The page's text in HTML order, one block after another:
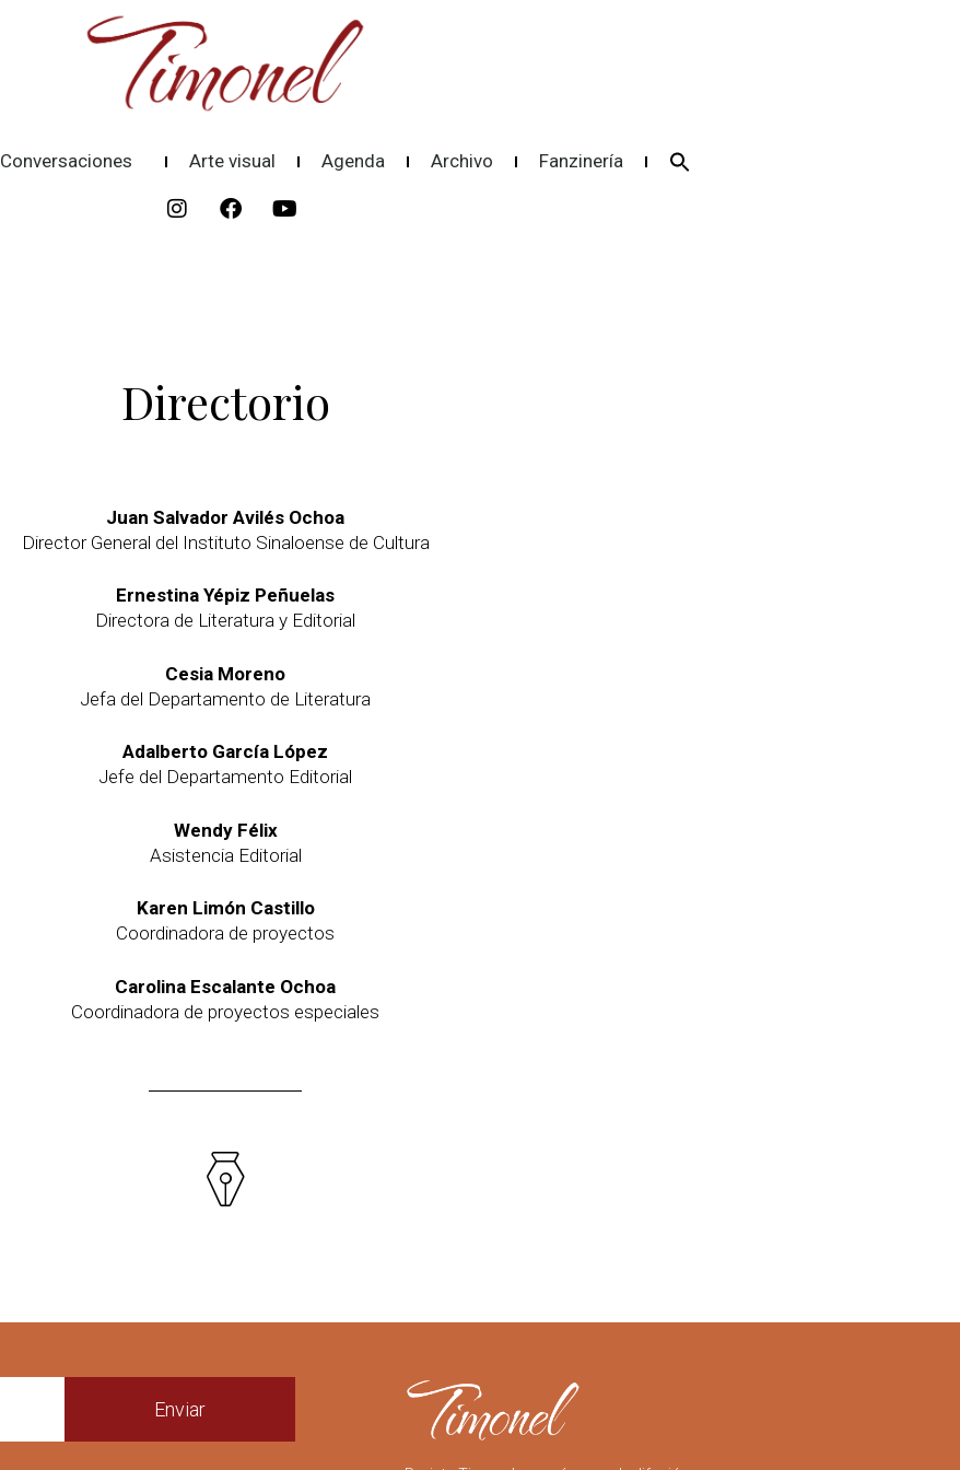
Conversaciones Arte visual Agenda Archivo Fanzinería
Directorio
Juan Salvador Avilés Ochoa
Director General del Instituto Sinaloense de Cultura
Ernestina Yépiz Peñuelas
Directora de Literatura y Editorial
Cesia Moreno
Jefa del Departamento de Literatura
Adalberto García López
Jefe del Departamento Editorial
Wendy Félix
Asistencia Editorial
Karen Limón Castillo
Coordinadora de proyectos
Carolina Escalante Ochoa
Coordinadora de proyectos especiales
Enviar